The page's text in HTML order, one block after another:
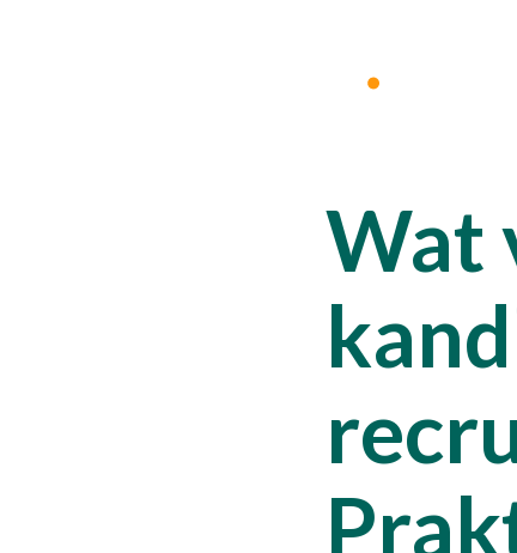
Wat